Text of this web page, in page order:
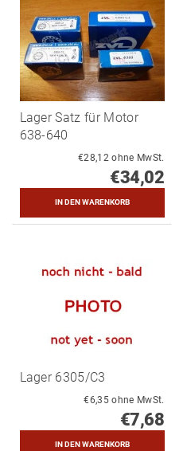
Lager Satz für Motor
638-640
€28,12 ohne MwSt.
€34,02
Lager 6305/C3
€6,35 ohne MwSt.
€7,68